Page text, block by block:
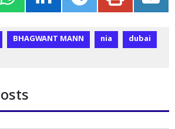
BHAGWANT MANN nia
dubai